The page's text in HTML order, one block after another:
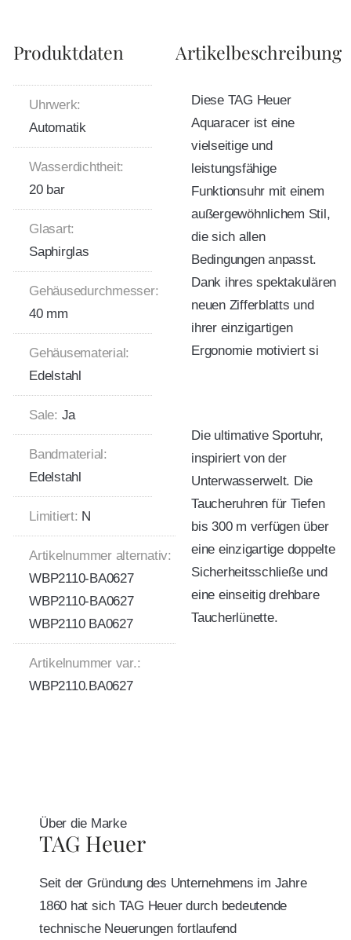
Produktdaten
Uhrwerk:
Automatik
Wasserdichtheit:
20 bar
Glasart:
Saphirglas
Gehäusedurchmesser:
40 mm
Gehäusematerial:
Edelstahl
Sale: Ja
Bandmaterial:
Edelstahl
Limitiert: N
Artikelnummer alternativ:
WBP2110-BA0627
WBP2110-BA0627
WBP2110 BA0627
Artikelnummer var.:
WBP2110.BA0627
Artikelbeschreibung
Diese TAG Heuer
Aquaracer ist eine
vielseitige und
leistungsfähige
Funktionsuhr mit einem
außergewöhnlichem Stil,
die sich allen
Bedingungen anpasst.
Dank ihres spektakulären
neuen Zifferblatts und
ihrer einzigartigen
Ergonomie motiviert si
Die ultimative Sportuhr,
inspiriert von der
Unterwasserwelt. Die
Taucheruhren für Tiefen
bis 300 m verfügen über
eine einzigartige doppelte
Sicherheitsschließe und
eine einseitig drehbare
Taucherlünette.
Über die Marke
TAG Heuer
Seit der Gründung des Unternehmens im Jahre
1860 hat sich TAG Heuer durch bedeutende
technische Neuerungen fortlaufend